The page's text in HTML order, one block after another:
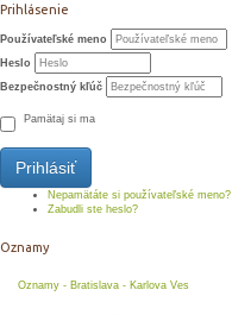
Prihlásenie
Používateľské meno
Heslo
Bezpečnostný kľúč
Pamätaj si ma
Prihlásiť
Nepamätáte si používateľské meno?
Zabudli ste heslo?
Oznamy
Oznamy - Bratislava - Karlova Ves